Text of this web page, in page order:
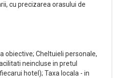
cu precizarea orasului de
obiective; Cheltuieli personale,
neincluse in pretul
hotel); Taxa locala - in